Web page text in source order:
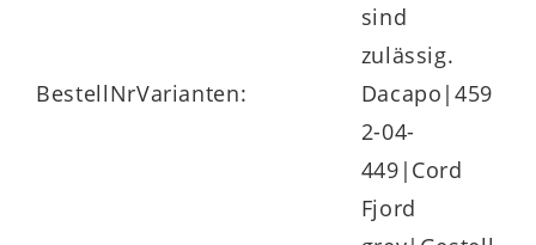
sind
zulässig.
BestellNrVarianten:
Dacapo|459
2-04-
449|Cord
Fjord